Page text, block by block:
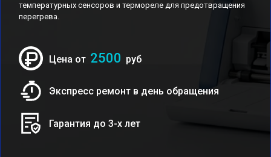
температурных сенсоров и термореле для предотвращения
перегрева.
Цена от 2500 руб
Экспресс ремонт в день обращения
Гарантия до 3-х лет